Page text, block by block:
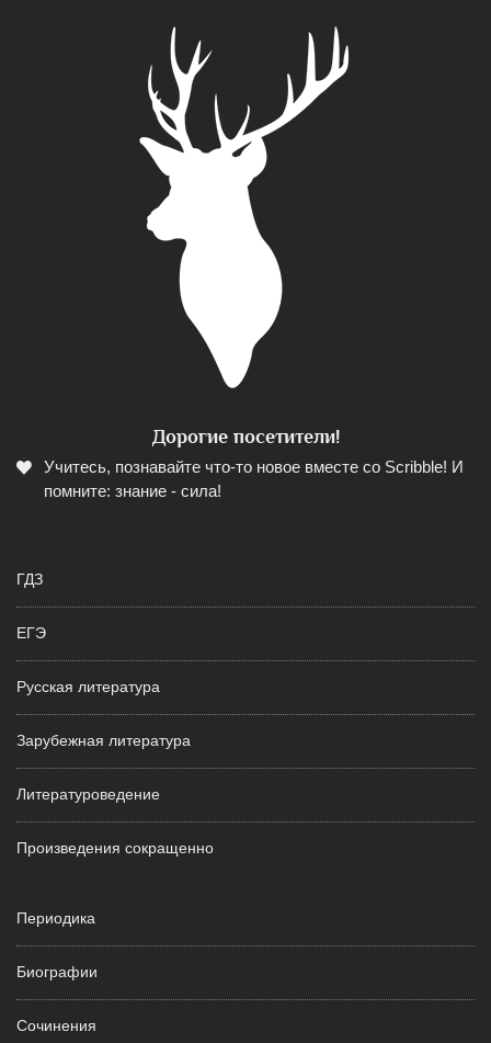
Дорогие посетители!
Учитесь, познавайте что-то новое вместе со Scribble! И
помните: знание - сила!
ГДЗ
ЕГЭ
Русская литература
Зарубежная литература
Литературоведение
Произведения сокращенно
Периодика
Биографии
Сочинения